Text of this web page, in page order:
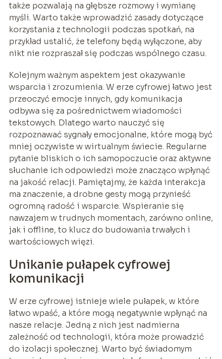
także pozwalają na głębsze rozmowy i wymianę
myśli. Warto także wprowadzić zasady dotyczące
korzystania z technologii podczas spotkań, na
przykład ustalić, że telefony będą wyłączone, aby
nikt nie rozpraszał się podczas wspólnego czasu.
Kolejnym ważnym aspektem jest okazywanie
wsparcia i zrozumienia. W erze cyfrowej łatwo jest
przeoczyć emocje innych, gdy komunikacja
odbywa się za pośrednictwem wiadomości
tekstowych. Dlatego warto nauczyć się
rozpoznawać sygnały emocjonalne, które mogą być
mniej oczywiste w wirtualnym świecie. Regularne
pytanie bliskich o ich samopoczucie oraz aktywne
słuchanie ich odpowiedzi może znacząco wpłynąć
na jakość relacji. Pamiętajmy, że każda interakcja
ma znaczenie, a drobne gesty mogą przynieść
ogromną radość i wsparcie. Wspieranie się
nawzajem w trudnych momentach, zarówno online,
jak i offline, to klucz do budowania trwałych i
wartościowych więzi.
Unikanie pułapek cyfrowej
komunikacji
W erze cyfrowej istnieje wiele pułapek, w które
łatwo wpaść, a które mogą negatywnie wpłynąć na
nasze relacje. Jedną z nich jest nadmierna
zależność od technologii, która może prowadzić
do izolacji społecznej. Warto być świadomym